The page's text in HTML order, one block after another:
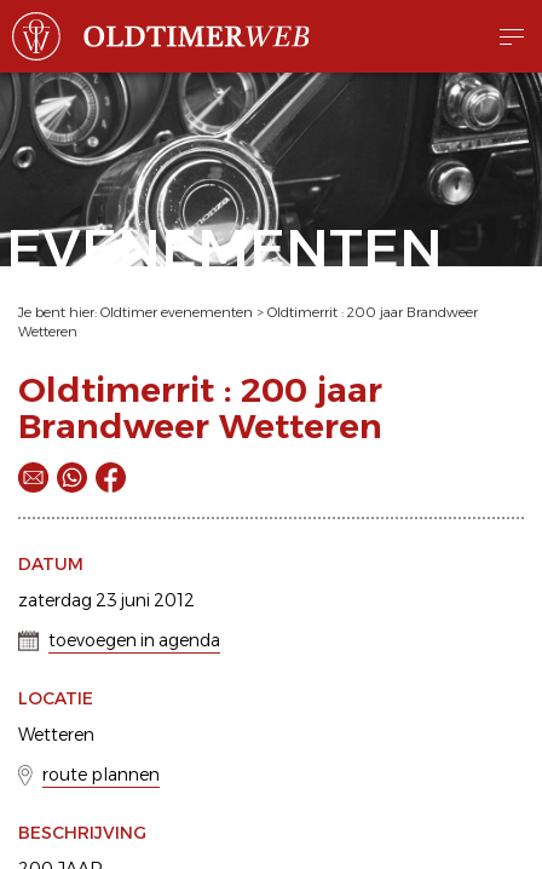
EVENEMENTEN
Je bent hier: Oldtimer evenementen > Oldtimerrit : 200 jaar Brandweer
Wetteren
Oldtimerrit : 200 jaar
Brandweer Wetteren
DATUM
zaterdag 23 juni 2012
toevoegen in agenda
LOCATIE
Wetteren
route plannen
BESCHRIJVING